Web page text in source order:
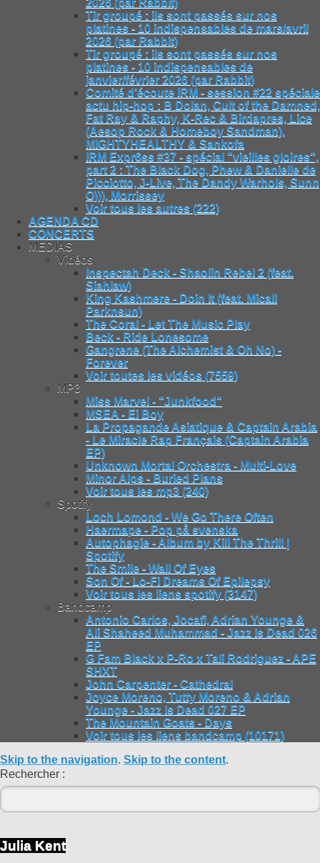
2026 (par Rabbit)
Tir groupé : ils sont passés sur nos
platines - 10 indispensables de mars/avril
2026 (par Rabbit)
Tir groupé : ils sont passés sur nos
platines - 10 indispensables de
janvier/février 2026 (par Rabbit)
Comité d’écoute IRM - session #22 spéciale
actu hip-hop : B Dolan, Cult of the Damned,
Fat Ray & Raphy, K-Rec & Birdapres, Lice
(Aesop Rock & Homeboy Sandman),
MIGHTYHEALTHY & Sankofa
IRM Expr6ss #37 - spécial "vieilles gloires",
part 2 : The Black Dog, Phew & Danielle de
Picciotto, J-Live, The Dandy Warhols, Sunn
O))), Morrissey
Voir tous les autres (222)
AGENDA CD
CONCERTS
MEDIAS
Vidéos
Inspectah Deck - Shaolin Rebel 2 (feat.
Siahlaw)
King Kashmere - Doin It (feat. Micall
Parknsun)
The Coral - Let The Music Play
Beck - Ride Lonesome
Gangrene (The Alchemist & Oh No) -
Forever
Voir toutes les vidéos (7559)
MP3
Miss Marvel - "Junkfood"
MSEA - Ei Boy
La Propagande Asiatique & Captain Arabia
- Le Miracle Rap Français (Captain Arabia
EP)
Unknown Mortal Orchestra - Multi-Love
Minor Alps - Buried Plans
Voir tous les mp3 (240)
Spotify
Loch Lomond - We Go There Often
Haermape - Pop på svenska
Autophagie - Album by Kill The Thrill |
Spotify
The Smile - Wall Of Eyes
Son Of - Lo-Fi Dreams Of Epilepsy
Voir tous les liens spotify (3147)
Bandcamp
Antonio Carlos, Jocafi, Adrian Younge &
Ali Shaheed Muhammad - Jazz Is Dead 026
EP
G Fam Black x P-Ro x Tali Rodriguez - APE
SHXT
John Carpenter - Cathedral
Joyce Moreno, Tutty Moreno & Adrian
Younge - Jazz Is Dead 027 EP
The Mountain Goats - Days
Voir tous les liens bandcamp (10171)
Skip to the navigation. Skip to the content.
Rechercher :
Julia Kent